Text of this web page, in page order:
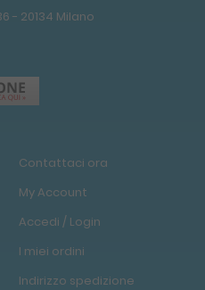
- 20134 Milano
Contattaci ora
My Account
Accedi / Login
I miei ordini
Indirizzo spedizione